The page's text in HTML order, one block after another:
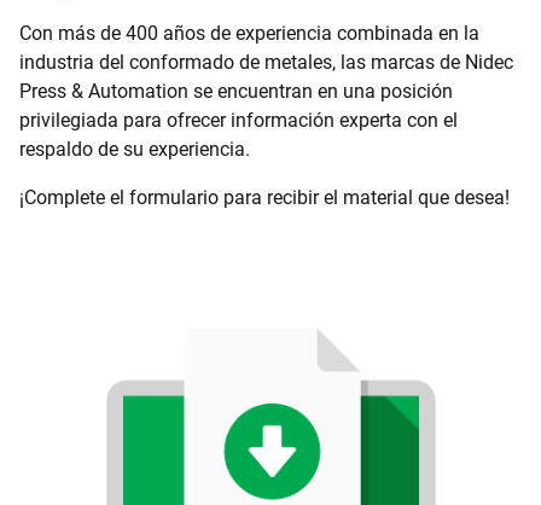
Con más de 400 años de experiencia combinada en la
industria del conformado de metales, las marcas de Nidec
Press & Automation se encuentran en una posición
privilegiada para ofrecer información experta con el
respaldo de su experiencia.
¡Complete el formulario para recibir el material que desea!